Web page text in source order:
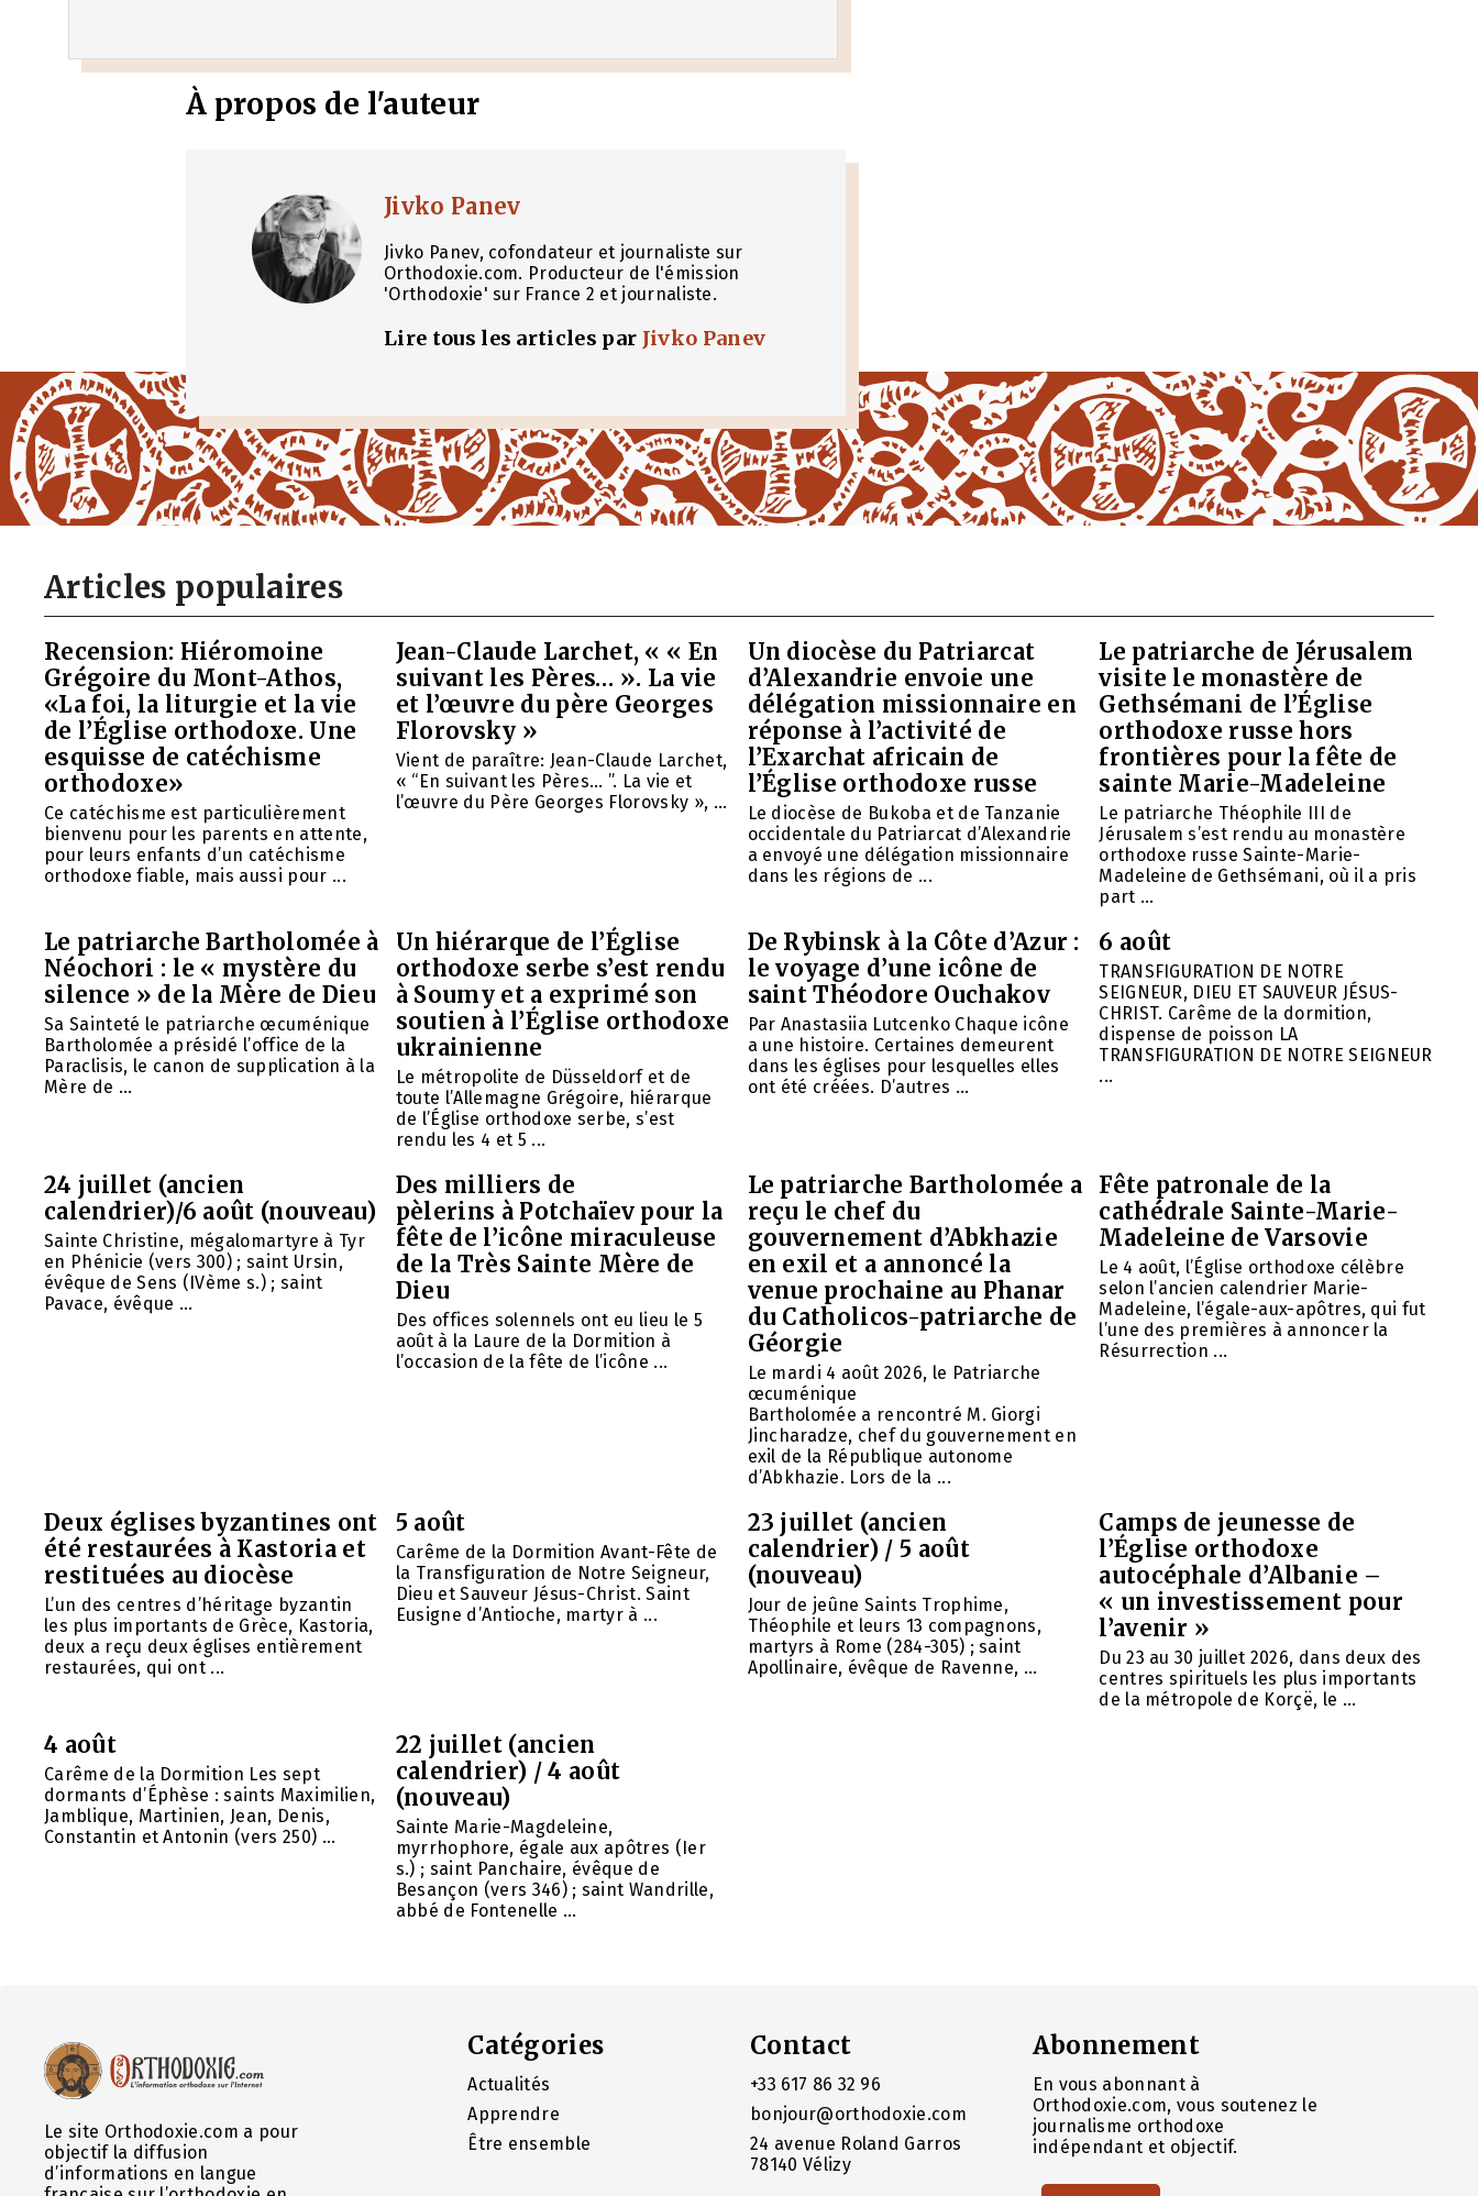
À propos de l'auteur
Jivko Panev
Jivko Panev, cofondateur et journaliste sur
Orthodoxie.com. Producteur de l'émission
'Orthodoxie' sur France 2 et journaliste.
Lire tous les articles par Jivko Panev
Articles populaires
Recension: Hiéromoine
Grégoire du Mont-Athos,
«La foi, la liturgie et la vie
de l’Église orthodoxe. Une
esquisse de catéchisme
orthodoxe»
Ce catéchisme est particulièrement
bienvenu pour les parents en attente,
pour leurs enfants d’un catéchisme
orthodoxe fiable, mais aussi pour ...
Jean-Claude Larchet, « « En
suivant les Pères… ». La vie
et l’œuvre du père Georges
Florovsky »
Vient de paraître: Jean-Claude Larchet,
« “En suivant les Pères… ”. La vie et
l’œuvre du Père Georges Florovsky », ...
Un diocèse du Patriarcat
d’Alexandrie envoie une
délégation missionnaire en
réponse à l’activité de
l’Exarchat africain de
l’Église orthodoxe russe
Le diocèse de Bukoba et de Tanzanie
occidentale du Patriarcat d’Alexandrie
a envoyé une délégation missionnaire
dans les régions de ...
Le patriarche de Jérusalem
visite le monastère de
Gethsémani de l’Église
orthodoxe russe hors
frontières pour la fête de
sainte Marie-Madeleine
Le patriarche Théophile III de
Jérusalem s’est rendu au monastère
orthodoxe russe Sainte-Marie-
Madeleine de Gethsémani, où il a pris
part ...
Le patriarche Bartholomée à
Néochori : le « mystère du
silence » de la Mère de Dieu
Sa Sainteté le patriarche œcuménique
Bartholomée a présidé l’office de la
Paraclisis, le canon de supplication à la
Mère de ...
Un hiérarque de l’Église
orthodoxe serbe s’est rendu
à Soumy et a exprimé son
soutien à l’Église orthodoxe
ukrainienne
Le métropolite de Düsseldorf et de
toute l’Allemagne Grégoire, hiérarque
de l’Église orthodoxe serbe, s’est
rendu les 4 et 5 ...
De Rybinsk à la Côte d’Azur :
le voyage d’une icône de
saint Théodore Ouchakov
Par Anastasiia Lutcenko Chaque icône
a une histoire. Certaines demeurent
dans les églises pour lesquelles elles
ont été créées. D’autres ...
6 août
TRANSFIGURATION DE NOTRE
SEIGNEUR, DIEU ET SAUVEUR JÉSUS-
CHRIST. Carême de la dormition,
dispense de poisson LA
TRANSFIGURATION DE NOTRE SEIGNEUR
...
24 juillet (ancien
calendrier)/6 août (nouveau)
Sainte Christine, mégalomartyre à Tyr
en Phénicie (vers 300) ; saint Ursin,
évêque de Sens (IVème s.) ; saint
Pavace, évêque ...
Des milliers de
pèlerins à Potchaïev pour la
fête de l’icône miraculeuse
de la Très Sainte Mère de
Dieu
Des offices solennels ont eu lieu le 5
août à la Laure de la Dormition à
l’occasion de la fête de l’icône ...
Le patriarche Bartholomée a
reçu le chef du
gouvernement d’Abkhazie
en exil et a annoncé la
venue prochaine au Phanar
du Catholicos-patriarche de
Géorgie
Le mardi 4 août 2026, le Patriarche
œcuménique
Bartholomée a rencontré M. Giorgi
Jincharadze, chef du gouvernement en
exil de la République autonome
d’Abkhazie. Lors de la ...
Fête patronale de la
cathédrale Sainte-Marie-
Madeleine de Varsovie
Le 4 août, l’Église orthodoxe célèbre
selon l’ancien calendrier Marie-
Madeleine, l’égale-aux-apôtres, qui fut
l’une des premières à annoncer la
Résurrection ...
Deux églises byzantines ont
été restaurées à Kastoria et
restituées au diocèse
L’un des centres d’héritage byzantin
les plus importants de Grèce, Kastoria,
deux a reçu deux églises entièrement
restaurées, qui ont ...
5 août
Carême de la Dormition Avant-Fête de
la Transfiguration de Notre Seigneur,
Dieu et Sauveur Jésus-Christ. Saint
Eusigne d’Antioche, martyr à ...
23 juillet (ancien
calendrier) / 5 août
(nouveau)
Jour de jeûne Saints Trophime,
Théophile et leurs 13 compagnons,
martyrs à Rome (284-305) ; saint
Apollinaire, évêque de Ravenne, ...
Camps de jeunesse de
l’Église orthodoxe
autocéphale d’Albanie –
« un investissement pour
l’avenir »
Du 23 au 30 juillet 2026, dans deux des
centres spirituels les plus importants
de la métropole de Korçë, le ...
4 août
Carême de la Dormition Les sept
dormants d’Éphèse : saints Maximilien,
Jamblique, Martinien, Jean, Denis,
Constantin et Antonin (vers 250) ...
22 juillet (ancien
calendrier) / 4 août
(nouveau)
Sainte Marie-Magdeleine,
myrrhophore, égale aux apôtres (Ier
s.) ; saint Panchaire, évêque de
Besançon (vers 346) ; saint Wandrille,
abbé de Fontenelle ...
Le site Orthodoxie.com a pour
objectif la diffusion
d’informations en langue
Catégories
Actualités
Apprendre
Être ensemble
Contact
+33 617 86 32 96
bonjour@orthodoxie.com
24 avenue Roland Garros
78140 Vélizy
Abonnement
En vous abonnant à
Orthodoxie.com, vous soutenez le
journalisme orthodoxe
indépendant et objectif.